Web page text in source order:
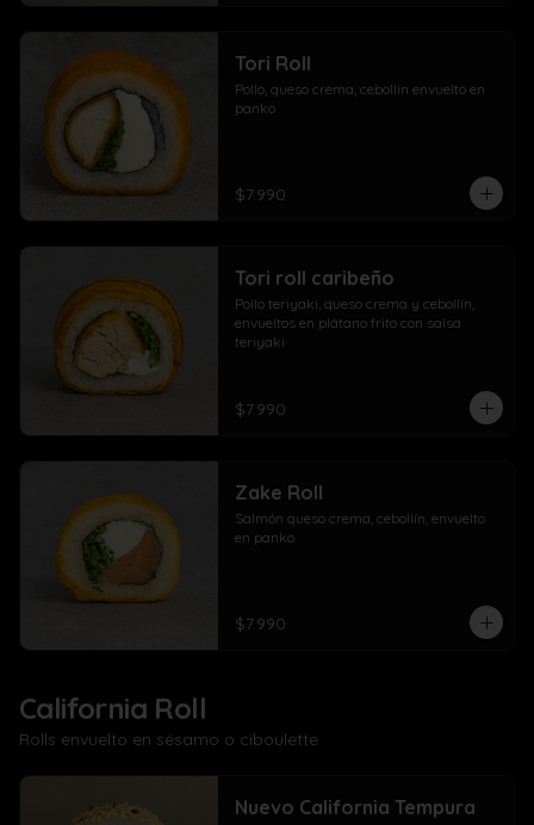
Tori Roll
Pollo, queso crema, cebollín envuelto en
panko
$7.990
Tori roll caribeño
Pollo teriyaki, queso crema y cebollín,
envueltos en plátano frito con salsa
teriyaki
$7.990
Zake Roll
Salmón queso crema, cebollín, envuelto
en panko
$7.990
California Roll
Rolls envuelto en sésamo o ciboulette
Nuevo California Tempura